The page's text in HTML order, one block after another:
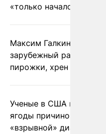
«только началом»
Максим Галкин
зарубежный райдер
пирожки, хрен и морс
Ученые в США назвали
ягоды причиной
«взрывной» диареи